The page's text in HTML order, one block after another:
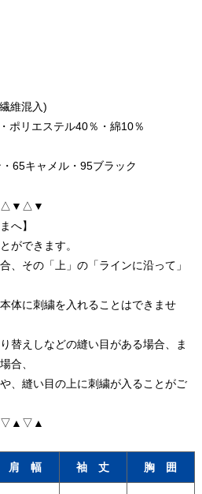
維混入)
ポリエステル40％・綿10％
65キャメル・95ブラック
へ】
ができます。
、その「上」の「ラインに沿って」
体に刺繍を入れることはできませ
替えしなどの縫い目がある場合、ま
合、
、縫い目の上に刺繍が入ることがご
肩 幅 袖 丈 胸 囲